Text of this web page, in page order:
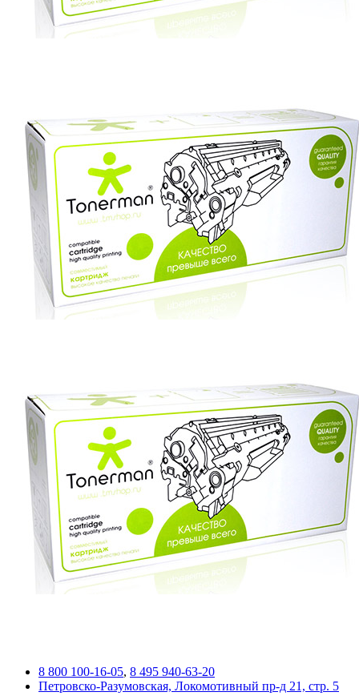
8 800 100-16-05, 8 495 940-63-20
Петровско-Разумовская, Локомотивный пр-д 21, стр. 5